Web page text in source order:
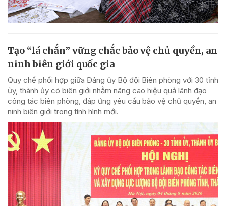
Tạo “lá chắn” vững chắc bảo vệ chủ quyền, an
ninh biên giới quốc gia
Quy chế phối hợp giữa Đảng ủy Bộ đội Biên phòng với 30 tỉnh
ủy, thành ủy có biên giới nhằm nâng cao hiệu quả lãnh đạo
công tác biên phòng, đáp ứng yêu cầu bảo vệ chủ quyền, an
ninh biên giới trong tình hình mới.